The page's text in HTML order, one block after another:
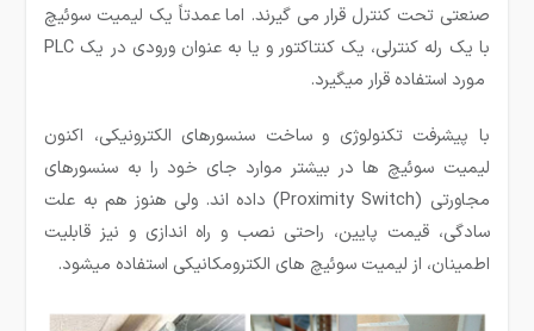
صنعتی تحت کنترل قرار می­ گیرند. اما عمدتاً یک لیمیت سوئیچ
با یک رله کنترلی، یک کنتاکتور و یا به عنوان ورودی در یک PLC
مورد استفاده قرار میگیرد.
با پیشرفت تکنولوژی و ساخت سنسورهای الکترونیکی، اکنون
لیمیت سوئیچ ها در بیشتر موارد جای خود را به سنسور­های
مجاورتی (Proximity Switch) داده اند. ولی هنوز هم به علت
سادگی، قیمت پایین، راحتی نصب و راه اندازی و نیز قابلیت
اطمینان، از لیمیت سوئیچ های الکترومکانیکی استفاده می­شود.